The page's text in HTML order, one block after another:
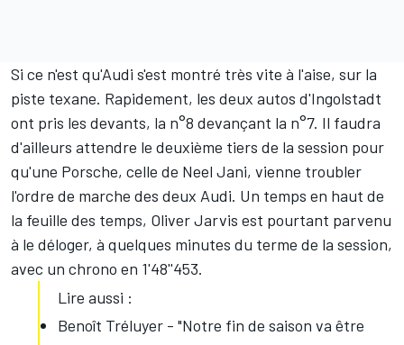
Si ce n'est qu'Audi s'est montré très vite à l'aise, sur la
piste texane. Rapidement, les deux autos d'Ingolstadt
ont pris les devants, la n°8 devançant la n°7. Il faudra
d'ailleurs attendre le deuxième tiers de la session pour
qu'une Porsche, celle de Neel Jani, vienne troubler
l'ordre de marche des deux Audi. Un temps en haut de
la feuille des temps, Oliver Jarvis est pourtant parvenu
à le déloger, à quelques minutes du terme de la session,
avec un chrono en 1'48''453.
Lire aussi :
Benoît Tréluyer - "Notre fin de saison va être